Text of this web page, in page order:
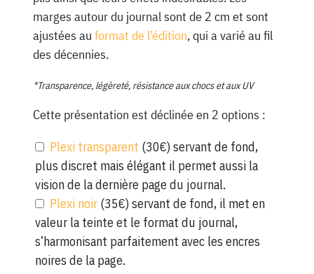
marges autour du journal sont de 2 cm et sont
ajustées au format de l’édition, qui a varié au fil
des décennies.
*Transparence, légèreté, résistance aux chocs et aux UV
Cette présentation est déclinée en 2 options :
Plexi transparent (30€) servant de fond,
plus discret mais élégant il permet aussi la
vision de la dernière page du journal.
Plexi noir (35€) servant de fond, il met en
valeur la teinte et le format du journal,
s’harmonisant parfaitement avec les encres
noires de la page.